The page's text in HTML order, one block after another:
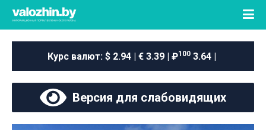
Курс валют: $ 2.94 | € 3.39 | ₽100 3.64 |
Версия для слабовидящих